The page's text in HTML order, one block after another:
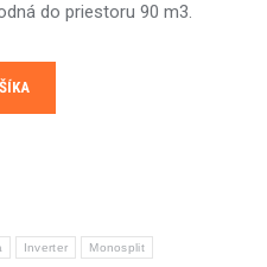
do priestoru 90 m3.
Inverter Monosplit